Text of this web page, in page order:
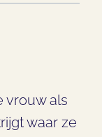
vrouw als
waar ze